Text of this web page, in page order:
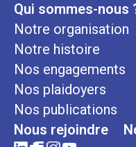
Qui sommes-nous
Notre organisation
Notre histoire
Nos engagements
Nos plaidoyers
Nos publications
Nous rejoindre